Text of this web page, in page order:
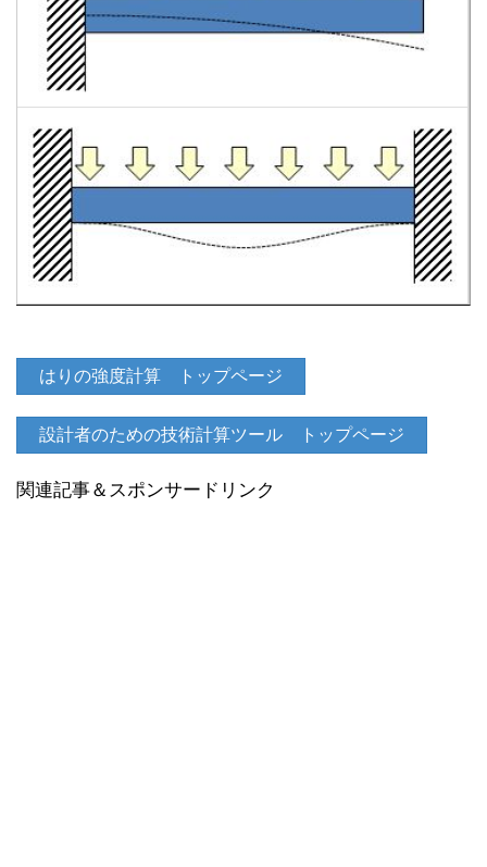
はりの強度計算 トップページ
設計者のための技術計算ツール トップページ
関連記事＆スポンサードリンク